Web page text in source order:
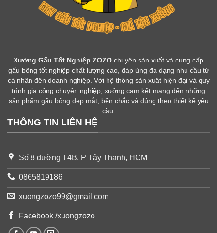
Xưởng Gấu Tốt Nghiệp ZOZO chuyên sản xuất và cung cấp
gấu bông tốt nghiệp chất lượng cao, đáp ứng đa dạng nhu cầu từ
cá nhân đến doanh nghiệp. Với hệ thống sản xuất hiện đại và quy
trình gia công chuyên nghiệp, xưởng cam kết mang đến những
sản phẩm gấu bông đẹp mắt, bền chắc và đúng theo thiết kế yêu
cầu.
THÔNG TIN LIÊN HỆ
Số 8 đường T4B, P Tây Thạnh, HCM
0865819186
xuongzozo99@gmail.com
Facebook /xuongzozo